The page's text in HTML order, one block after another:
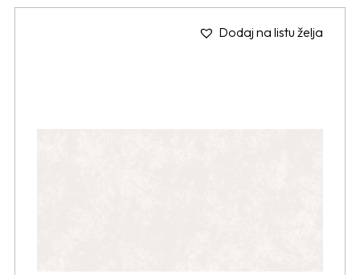
Dodaj na listu želja